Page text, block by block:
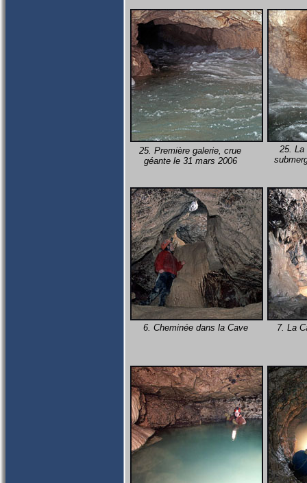
25. Première galerie, crue
géante le 31 mars 2006
25. La
6. Cheminée dans la Cave 7. La